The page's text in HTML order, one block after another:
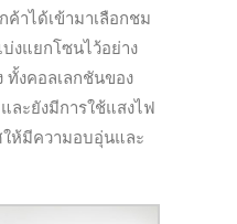
ค้าได้เข้ามาเลือกชม
งแยกโซนไว้อย่าง
ทั้งคอลเลกชันของ
ละยังมีการใช้แสงไฟ
ให้มีความอบอุ่นและ